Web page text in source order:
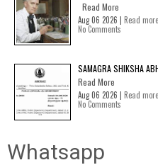
Read More
Aug 06 2026 | Read more
No Comments
SAMAGRA SHIKSHA
Read More
Aug 06 2026 | Read more
No Comments
Whatsapp